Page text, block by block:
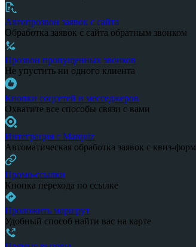
Автопрозвон заявок с сайта
Обработка заявок с сайта обратным звонком
Прозвон пропущенных звонков
Не упустить ни одного клиента
Кнопки соцсетей и месседжеров
Охватите все способы связи с вами
Интеграция с Marquiz
Автоматическая обработка заявок с квиз-форм
Промо-ссылки
Кнопка перехода по ссылке
Проложить маршрут
Удобный способ найти вас на карте